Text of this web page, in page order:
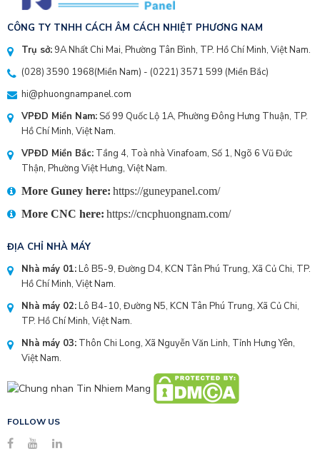
CÔNG TY TNHH CÁCH ÂM CÁCH NHIỆT PHƯƠNG NAM
Trụ sở: 9A Nhất Chi Mai, Phường Tân Bình, TP. Hồ Chí Minh, Việt Nam.
(028) 3590 1968(Miền Nam) - (0221) 3571 599 (Miền Bắc)
hi@phuongnampanel.com
VPĐD Miền Nam:Số 99 Quốc Lộ 1A, Phường Đông Hưng Thuận, TP.
Hồ Chí Minh, Việt Nam.
VPĐD Miền Bắc: Tầng 4, Toà nhà Vinafoam, Số 1, Ngõ 6 Vũ Đức
Thận, Phường Việt Hưng, Việt Nam.
More Guney here: https://guneypanel.com/
More CNC here: https://cncphuongnam.com/
ĐỊA CHỈ NHÀ MÁY
Nhà máy 01:Lô B5-9, Đường D4, KCN Tân Phú Trung, Xã Củ Chi, TP.
Hồ Chí Minh, Việt Nam.
Nhà máy 02:Lô B4-10, Đường N5, KCN Tân Phú Trung, Xã Củ Chi,
TP. Hồ Chí Minh, Việt Nam.
Nhà máy 03: Thôn Chi Long, Xã Nguyễn Văn Linh, Tỉnh Hưng Yên,
Việt Nam.
FOLLOW US